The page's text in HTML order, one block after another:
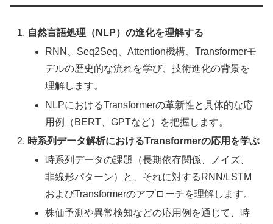
自然言語処理（NLP）の進化を理解する
RNN、Seq2Seq、Attention機構、Transformerモ
デルの歴史的な流れを学び、技術進化の背景を
理解します。
NLPにおけるTransformerの革新性と具体的な応
用例（BERT、GPTなど）を把握します。
時系列データ解析におけるTransformerの応用を学ぶ
時系列データの課題（長期依存関係、ノイズ、
非線形パターン）と、それに対するRNN/LSTM
およびTransformerのアプローチを理解します。
株価予測や異常検知などの応用例を通じて、時